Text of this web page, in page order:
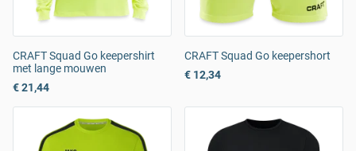
CRAFT Squad Go keepershirt
met lange mouwen
€ 21,44
CRAFT Squad Go keepershort
€ 12,34